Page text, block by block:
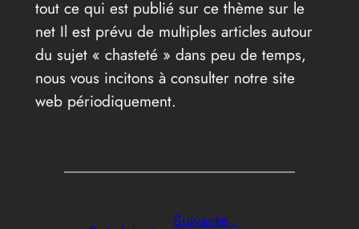
tout ce qui est publié sur ce thème sur le
net Il est prévu de multiples articles autour
du sujet « chasteté » dans peu de temps,
nous vous incitons à consulter notre site
web périodiquement.
Suivante :